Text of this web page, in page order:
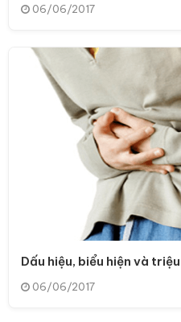
06/06/2017
Dấu hiệu, biểu hiện và
06/06/2017